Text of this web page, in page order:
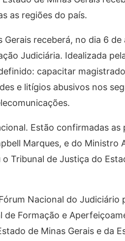
as regiões do país.
receberá, no dia 6
Judiciária. Idealizada
capacitar
e litígios abusivos nos
Estão confirmadas
Marques, e do Ministro
Tribunal de Justiça do
Nacional do Judiciário
de Formação e
de Minas Gerais e da